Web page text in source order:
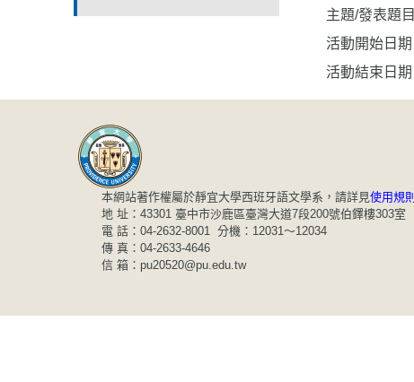
主題/發表題目
活動開始日期
活動結束日期
本網站著作權屬於靜宜大學西班牙語文學系，請詳見使用規則
地 址：43301 臺中市沙鹿區臺灣大道7段200號伯鐸樓303室
電 話：04-2632-8001 分機：12031～12034
傳 真：04-2633-4646
信 箱：pu20520@pu.edu.tw